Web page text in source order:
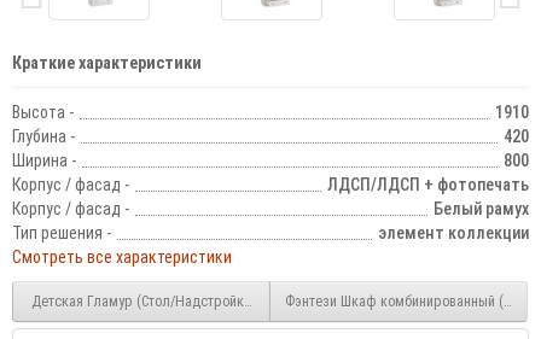
Краткие характеристики
Высота -
1910
Глубина -
420
Ширина -
800
Корпус / фасад -
ЛДСП/ЛДСП + фотопечать
Корпус / фасад -
Белый рамух
Тип решения -
элемент коллекции
Смотреть все характеристики
Детская Гламур (Стол/Надстройка к столу/Шкаф 2-х створчатый/Софа/Шкаф
Фэнтези Шкаф комбинированный (с ящ.